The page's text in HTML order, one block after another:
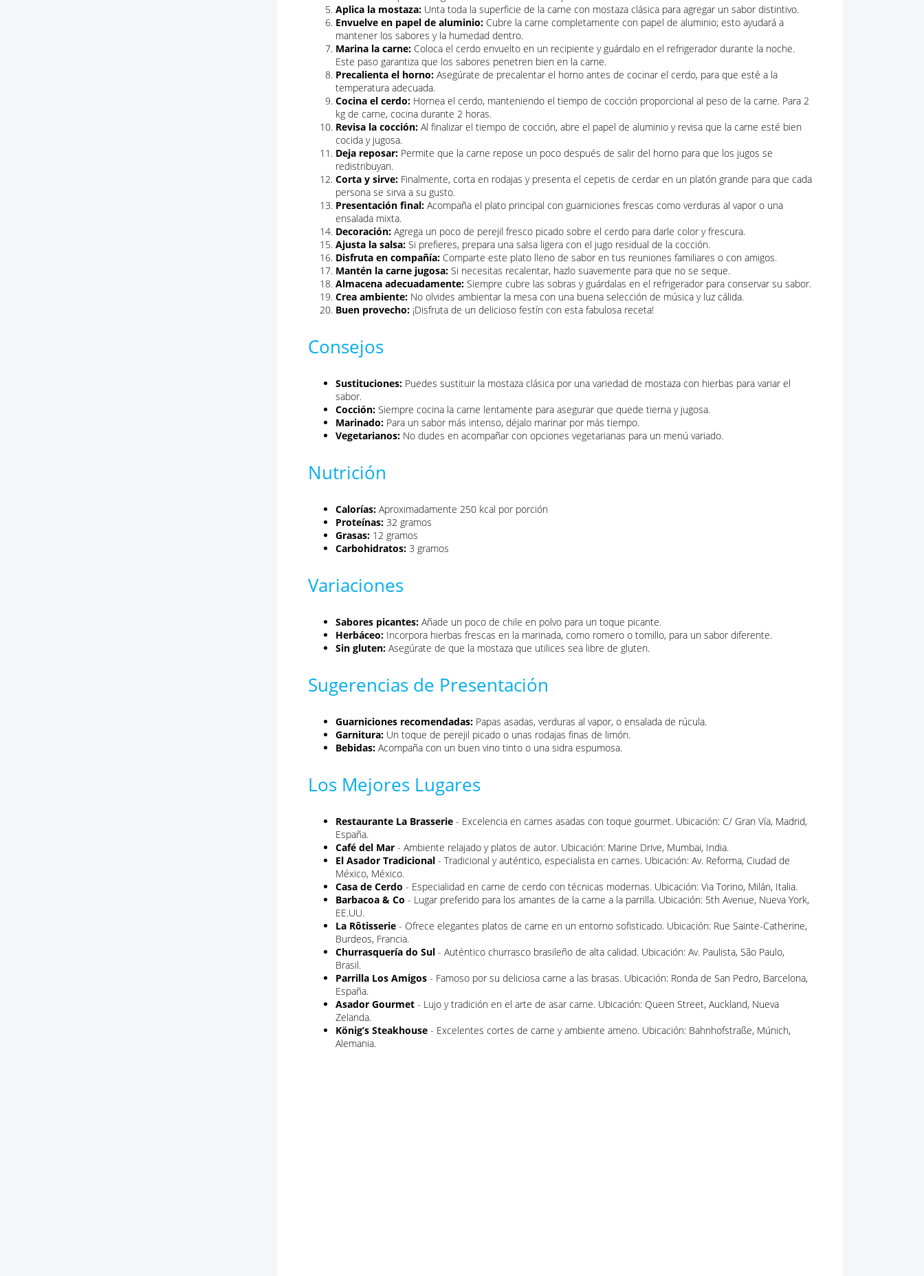
Aplica la mostaza: Unta toda la superficie de la carne con mostaza clásica para agregar un sabor distintivo.
Envuelve en papel de aluminio: Cubre la carne completamente con papel de aluminio; esto ayudará a
mantener los sabores y la humedad dentro.
Marina la carne: Coloca el cerdo envuelto en un recipiente y guárdalo en el refrigerador durante la noche.
Este paso garantiza que los sabores penetren bien en la carne.
Precalienta el horno: Asegúrate de precalentar el horno antes de cocinar el cerdo, para que esté a la
temperatura adecuada.
Cocina el cerdo: Hornea el cerdo, manteniendo el tiempo de cocción proporcional al peso de la carne. Para 2
kg de carne, cocina durante 2 horas.
Revisa la cocción: Al finalizar el tiempo de cocción, abre el papel de aluminio y revisa que la carne esté bien
cocida y jugosa.
Deja reposar: Permite que la carne repose un poco después de salir del horno para que los jugos se
redistribuyan.
Corta y sirve: Finalmente, corta en rodajas y presenta el cepetis de cerdar en un platón grande para que cada
persona se sirva a su gusto.
Presentación final: Acompaña el plato principal con guarniciones frescas como verduras al vapor o una
ensalada mixta.
Decoración: Agrega un poco de perejil fresco picado sobre el cerdo para darle color y frescura.
Ajusta la salsa: Si prefieres, prepara una salsa ligera con el jugo residual de la cocción.
Disfruta en compañía: Comparte este plato lleno de sabor en tus reuniones familiares o con amigos.
Mantén la carne jugosa: Si necesitas recalentar, hazlo suavemente para que no se seque.
Almacena adecuadamente: Siempre cubre las sobras y guárdalas en el refrigerador para conservar su sabor.
Crea ambiente: No olvides ambientar la mesa con una buena selección de música y luz cálida.
Buen provecho: ¡Disfruta de un delicioso festín con esta fabulosa receta!
Consejos
Sustituciones: Puedes sustituir la mostaza clásica por una variedad de mostaza con hierbas para variar el
sabor.
Cocción: Siempre cocina la carne lentamente para asegurar que quede tierna y jugosa.
Marinado: Para un sabor más intenso, déjalo marinar por más tiempo.
Vegetarianos: No dudes en acompañar con opciones vegetarianas para un menú variado.
Nutrición
Calorías: Aproximadamente 250 kcal por porción
Proteínas: 32 gramos
Grasas: 12 gramos
Carbohidratos: 3 gramos
Variaciones
Sabores picantes: Añade un poco de chile en polvo para un toque picante.
Herbáceo: Incorpora hierbas frescas en la marinada, como romero o tomillo, para un sabor diferente.
Sin gluten: Asegúrate de que la mostaza que utilices sea libre de gluten.
Sugerencias de Presentación
Guarniciones recomendadas: Papas asadas, verduras al vapor, o ensalada de rúcula.
Garnitura: Un toque de perejil picado o unas rodajas finas de limón.
Bebidas: Acompaña con un buen vino tinto o una sidra espumosa.
Los Mejores Lugares
Restaurante La Brasserie - Excelencia en carnes asadas con toque gourmet. Ubicación: C/ Gran Vía, Madrid,
España.
Café del Mar - Ambiente relajado y platos de autor. Ubicación: Marine Drive, Mumbai, India.
El Asador Tradicional - Tradicional y auténtico, especialista en carnes. Ubicación: Av. Reforma, Ciudad de
México, México.
Casa de Cerdo - Especialidad en carne de cerdo con técnicas modernas. Ubicación: Via Torino, Milán, Italia.
Barbacoa & Co - Lugar preferido para los amantes de la carne a la parrilla. Ubicación: 5th Avenue, Nueva York,
EE.UU.
La Rôtisserie - Ofrece elegantes platos de carne en un entorno sofisticado. Ubicación: Rue Sainte-Catherine,
Burdeos, Francia.
Churrasquería do Sul - Auténtico churrasco brasileño de alta calidad. Ubicación: Av. Paulista, São Paulo,
Brasil.
Parrilla Los Amigos - Famoso por su deliciosa carne a las brasas. Ubicación: Ronda de San Pedro, Barcelona,
España.
Asador Gourmet - Lujo y tradición en el arte de asar carne. Ubicación: Queen Street, Auckland, Nueva
Zelanda.
König’s Steakhouse - Excelentes cortes de carne y ambiente ameno. Ubicación: Bahnhofstraße, Múnich,
Alemania.